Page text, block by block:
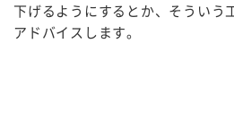
下げるようにするとか、そういう
アドバイスします。